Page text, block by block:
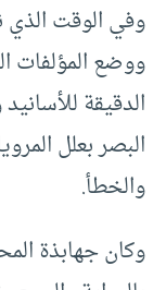
وفي الوقت
ووضع المؤلفات
الدقيقة
البصر بعلل
والخطأ.
وكان جهابذة